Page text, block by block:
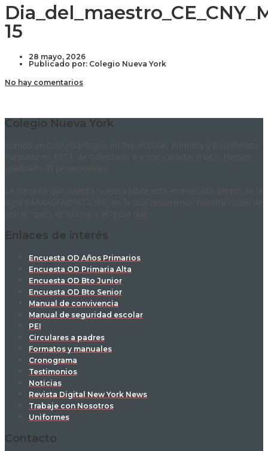
15
28 mayo, 2026
Publicado por: Colegio Nueva York
No hay comentarios
Colegio Nueva York
Enlaces de interés
Encuesta OD Años Primarios
Encuesta OD Primaria Alta
Encuesta OD Bto Junior
Encuesta OD Bto Senior
Manual de convivencia
Manual de seguridad escolar
PEI
Circulares a padres
Formatos y manuales
Cronograma
Testimonios
Noticias
Revista Digital New York News
Trabaje con Nosotros
Uniformes
Contacto